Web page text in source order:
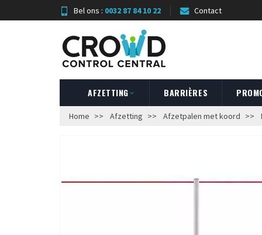
Bel ons : 0032 87 84 10 22 Contact
AFZETTING BARRIÈRES
Home Afzetting Afzetpalen met koord